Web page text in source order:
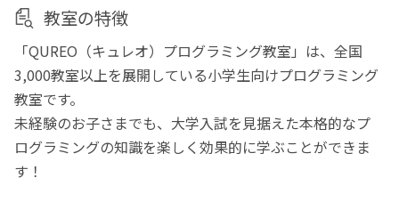
教室の特徴
「QUREO（キュレオ）プログラミング教室」は、全国
3,000教室以上を展開している小学生向けプログラミング
教室です。
未経験のお子さまでも、大学入試を見据えた本格的なプ
ログラミングの知識を楽しく効果的に学ぶことができま
す！